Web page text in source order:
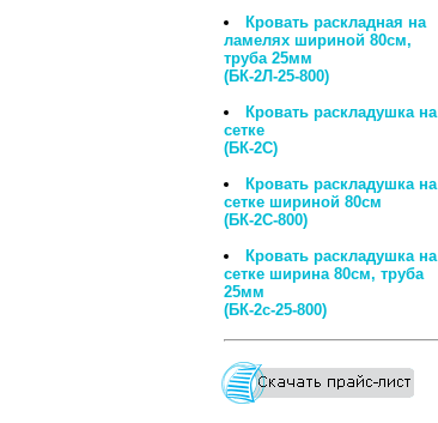
Кровать раскладная на
ламелях шириной 80см,
труба 25мм
(БК-2Л-25-800)
Кровать раскладушка на
сетке
(БК-2С)
Кровать р аскладушка на
сетке шириной 80см
(БК-2С-800)
Кровать раскладушка на
сетке ширина 80см, труба
25мм
(БК-2с-25-800)